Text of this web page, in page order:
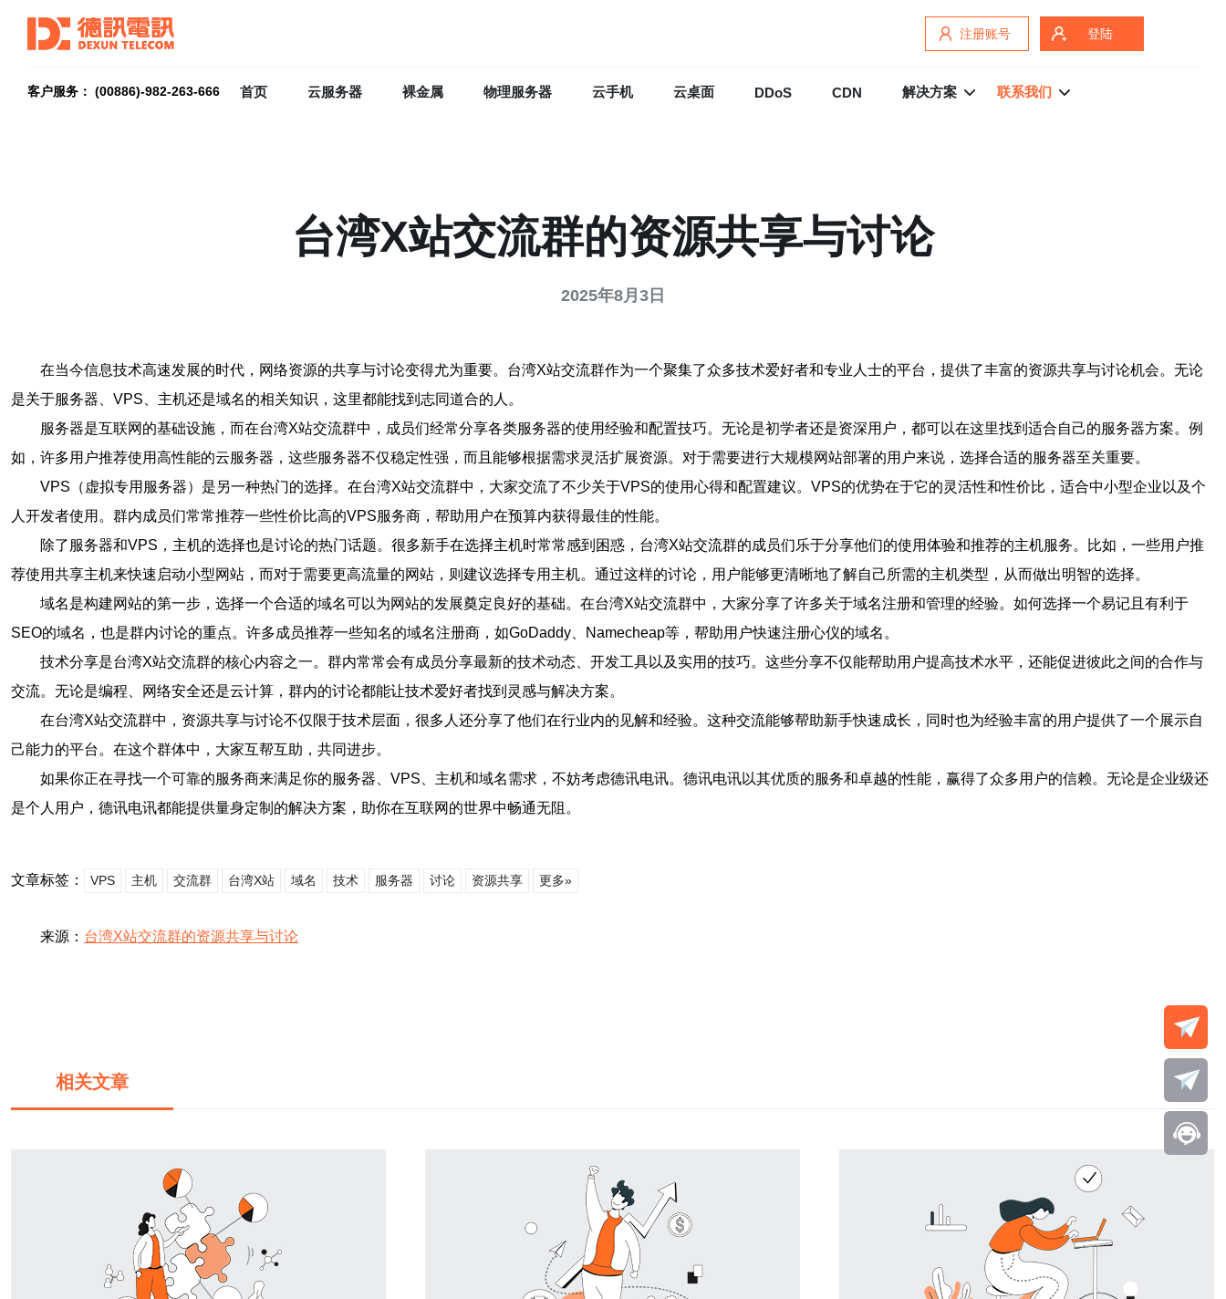
注册账号 登陆
客户服务： (00886)-982-263-666 首页 云服务器 裸金属 物理服务器 云手机 云桌面 DDoS CDN 解决方案 联系我们
台湾X站交流群的资源共享与讨论
2025年8月3日
在当今信息技术高速发展的时代，网络资源的共享与讨论变得尤为重要。台湾X站交流群作为一个聚集了众多技术爱好者和专业人士的平台，提供了丰富的资源共享与讨论机会。无论
是关于服务器、VPS、主机还是域名的相关知识，这里都能找到志同道合的人。
服务器是互联网的基础设施，而在台湾X站交流群中，成员们经常分享各类服务器的使用经验和配置技巧。无论是初学者还是资深用户，都可以在这里找到适合自己的服务器方案。例
如，许多用户推荐使用高性能的云服务器，这些服务器不仅稳定性强，而且能够根据需求灵活扩展资源。对于需要进行大规模网站部署的用户来说，选择合适的服务器至关重要。
VPS（虚拟专用服务器）是另一种热门的选择。在台湾X站交流群中，大家交流了不少关于VPS的使用心得和配置建议。VPS的优势在于它的灵活性和性价比，适合中小型企业以及个
人开发者使用。群内成员们常常推荐一些性价比高的VPS服务商，帮助用户在预算内获得最佳的性能。
除了服务器和VPS，主机的选择也是讨论的热门话题。很多新手在选择主机时常常感到困惑，台湾X站交流群的成员们乐于分享他们的使用体验和推荐的主机服务。比如，一些用户推
荐使用共享主机来快速启动小型网站，而对于需要更高流量的网站，则建议选择专用主机。通过这样的讨论，用户能够更清晰地了解自己所需的主机类型，从而做出明智的选择。
域名是构建网站的第一步，选择一个合适的域名可以为网站的发展奠定良好的基础。在台湾X站交流群中，大家分享了许多关于域名注册和管理的经验。如何选择一个易记且有利于
SEO的域名，也是群内讨论的重点。许多成员推荐一些知名的域名注册商，如GoDaddy、Namecheap等，帮助用户快速注册心仪的域名。
技术分享是台湾X站交流群的核心内容之一。群内常常会有成员分享最新的技术动态、开发工具以及实用的技巧。这些分享不仅能帮助用户提高技术水平，还能促进彼此之间的合作与
交流。无论是编程、网络安全还是云计算，群内的讨论都能让技术爱好者找到灵感与解决方案。
在台湾X站交流群中，资源共享与讨论不仅限于技术层面，很多人还分享了他们在行业内的见解和经验。这种交流能够帮助新手快速成长，同时也为经验丰富的用户提供了一个展示自
己能力的平台。在这个群体中，大家互帮互助，共同进步。
如果你正在寻找一个可靠的服务商来满足你的服务器、VPS、主机和域名需求，不妨考虑德讯电讯。德讯电讯以其优质的服务和卓越的性能，赢得了众多用户的信赖。无论是企业级还
是个人用户，德讯电讯都能提供量身定制的解决方案，助你在互联网的世界中畅通无阻。
文章标签： VPS 主机 交流群 台湾X站 域名 技术 服务器 讨论 资源共享 更多»
来源： 台湾X站交流群的资源共享与讨论
相关文章